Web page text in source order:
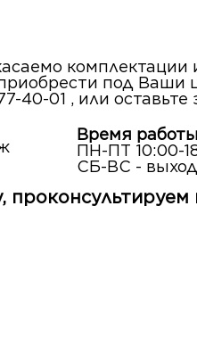
под Ваши
40-01 , или
Время
ПН-ПТ 10:00-
СБ-ВС -